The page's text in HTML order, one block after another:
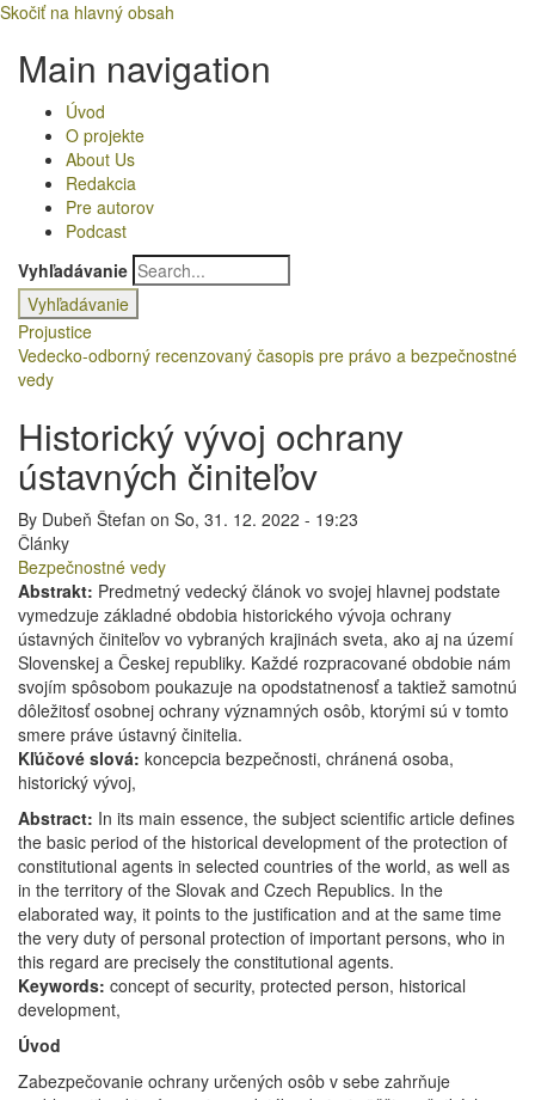
Skočiť na hlavný obsah
Main navigation
Úvod
O projekte
About Us
Redakcia
Pre autorov
Podcast
Vyhľadávanie
Projustice
Vedecko-odborný recenzovaný časopis pre právo a bezpečnostné
vedy
Historický vývoj ochrany
ústavných činiteľov
By Dubeň Štefan on So, 31. 12. 2022 - 19:23
Články
Bezpečnostné vedy
Abstrakt: Predmetný vedecký článok vo svojej hlavnej podstate
vymedzuje základné obdobia historického vývoja ochrany
ústavných činiteľov vo vybraných krajinách sveta, ako aj na území
Slovenskej a Českej republiky. Každé rozpracované obdobie nám
svojím spôsobom poukazuje na opodstatnenosť a taktiež samotnú
dôležitosť osobnej ochrany významných osôb, ktorými sú v tomto
smere práve ústavný činitelia.
Kľúčové slová: koncepcia bezpečnosti, chránená osoba,
historický vývoj,
Abstract: In its main essence, the subject scientific article defines
the basic period of the historical development of the protection of
constitutional agents in selected countries of the world, as well as
in the territory of the Slovak and Czech Republics. In the
elaborated way, it points to the justification and at the same time
the very duty of personal protection of important persons, who in
this regard are precisely the constitutional agents.
Keywords: concept of security, protected person, historical
development,
Úvod
Zabezpečovanie ochrany určených osôb v sebe zahrňuje